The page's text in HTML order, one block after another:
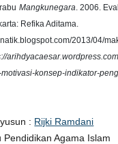
Mangkunegara. 2006.
Refika Aditama.
2013/04/
konsep-indikator-
: Rijki Ramdani
Pendidikan Agama Islam